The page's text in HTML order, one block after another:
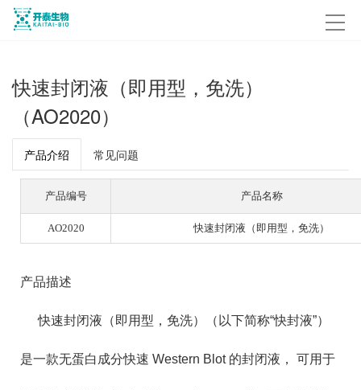
快速封闭液（即用型，免洗）
（AO2020）
产品介绍 常见问题
产品编号 产品名称
AO2020 快速封闭液（即用型，免洗）
产品描述
快速封闭液（即用型，免洗）（以下简称“快封液”）
是一款无蛋白成分快速 Western Blot 的封闭液， 可用于